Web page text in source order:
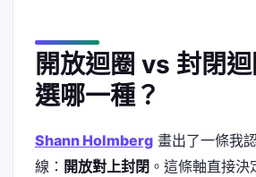
開放迴圈 vs 封閉
選哪一種？
Shann Holmberg 畫出了一條我
線： 開放對上封閉 。這條軸直接